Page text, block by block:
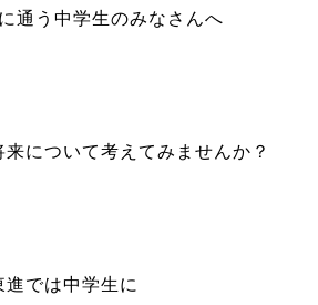
通う中学生のみなさんへ
について考えてみませんか？
進では中学生に